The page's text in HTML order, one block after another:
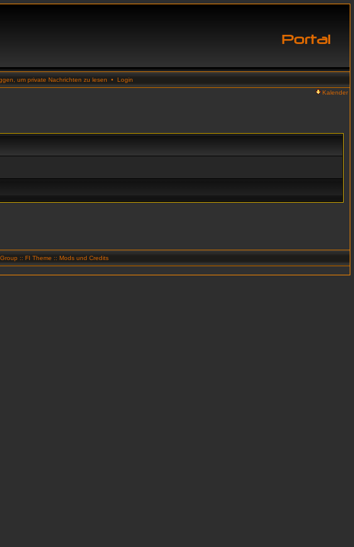
um private Nachrichten zu lesen • Login
Kalender
:: FI Theme :: Mods und Credits